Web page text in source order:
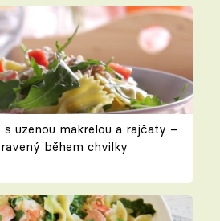
uzenou makrelou a rajčaty –
během chvilky